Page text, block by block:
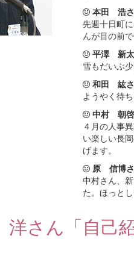
本田 浩
先週十日町
んが目の前
平澤 新
雪もだいぶ
和田 紘
ようやく待
中村 朝
４月の人事
い楽しい長
げます。
原 信博
中村さん、
た。ほっと
さん「自己